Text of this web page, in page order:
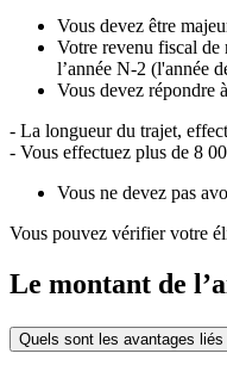
Vous devez être
Votre revenu fiscal de
l’année N-2 (l'année
Vous devez répondre
- La longueur du trajet,
- Vous effectuez plus de 8
Vous ne devez pas
Vous pouvez vérifier votre
Le montant de
Quels sont les avantages